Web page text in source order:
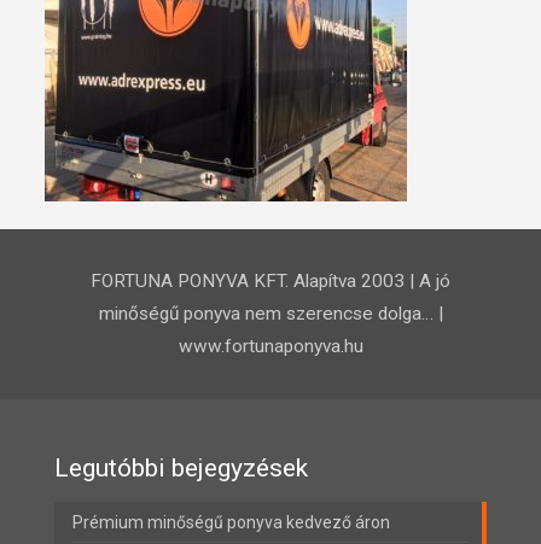
FORTUNA PONYVA KFT. Alapítva 2003 | A jó
minőségű ponyva nem szerencse dolga… |
www.fortunaponyva.hu
Legutóbbi bejegyzések
Prémium minőségű ponyva kedvező áron